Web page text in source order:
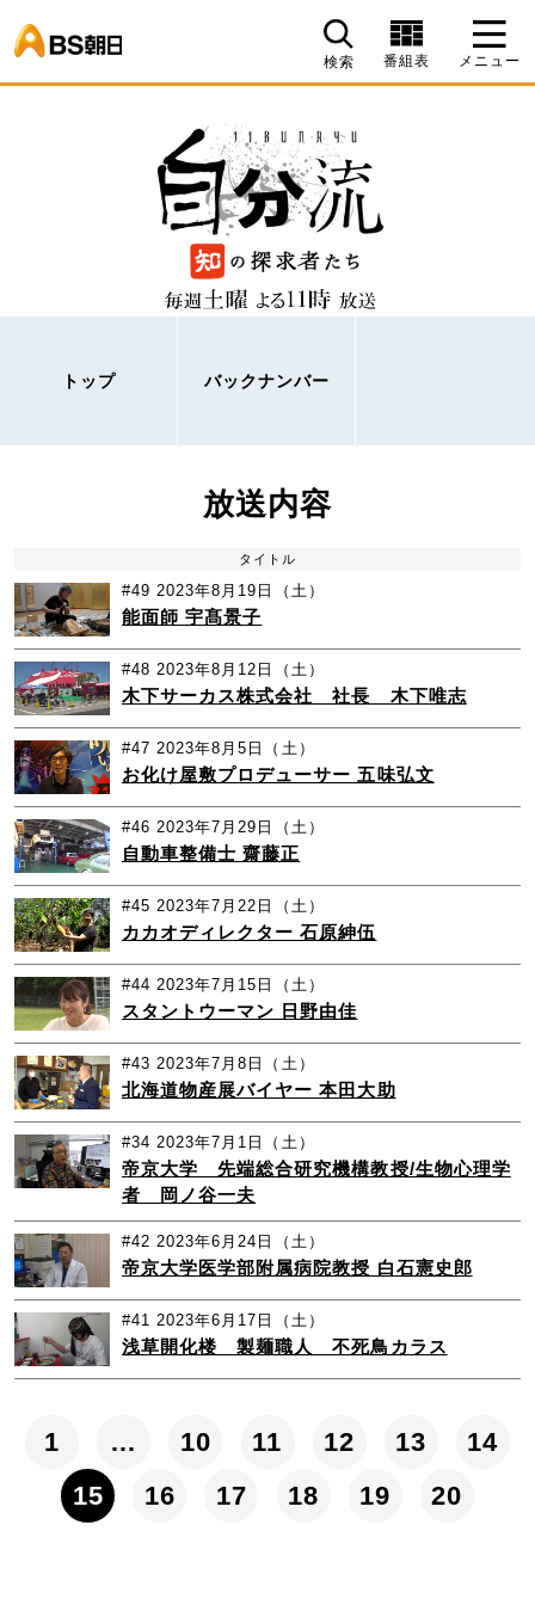
検索 番組表 メニュー
トップ バックナンバー
放送内容
タイトル
#49 2023年8月19日（土）
能面師 宇髙景子
#48 2023年8月12日（土）
木下サーカス株式会社 社長 木下唯志
#47 2023年8月5日（土）
お化け屋敷プロデューサー 五味弘文
#46 2023年7月29日（土）
自動車整備士 齋藤正
#45 2023年7月22日（土）
カカオディレクター 石原紳伍
#44 2023年7月15日（土）
スタントウーマン 日野由佳
#43 2023年7月8日（土）
北海道物産展バイヤー 本田大助
#34 2023年7月1日（土）
帝京大学 先端総合研究機構教授/生物心理学
者 岡ノ谷一夫
#42 2023年6月24日（土）
帝京大学医学部附属病院教授 白石憲史郎
#41 2023年6月17日（土）
浅草開化楼 製麺職人 不死鳥カラス
1 … 10 11 12 13
14
15
16 17 18 19 20